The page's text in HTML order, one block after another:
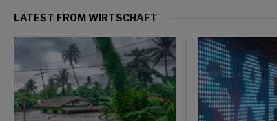
LATEST FROM WIRTSCHAFT